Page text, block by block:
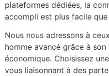
plateformes dédiées, la
accompli est plus facile que
Nous nous adressons à
homme avancé grâce à
économique. Choisissez
vous liaisonnant à des